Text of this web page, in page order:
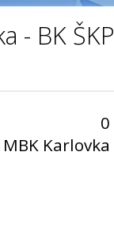
- BK
0
MBK Karlovka